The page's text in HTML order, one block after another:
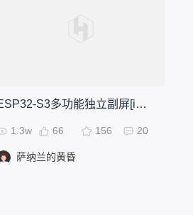
ESP32-S3多功能独立副屏[iCRT]
1.3w 66 156 20
萨纳兰的黄昏